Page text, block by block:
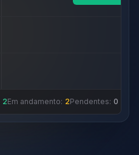
2Em andamento: 2Pendentes: 0